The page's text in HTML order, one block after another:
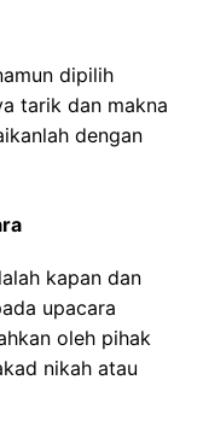
dipilih
tarik dan makna
dengan
kapan dan
upacara
oleh pihak
nikah atau